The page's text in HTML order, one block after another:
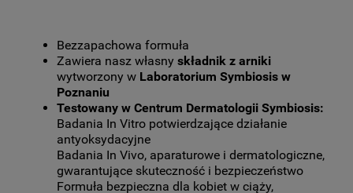
Bezzapachowa formuła
Zawiera nasz własny składnik z arniki
wytworzony w Laboratorium Symbiosis w
Poznaniu
Testowany w Centrum Dermatologii Symbiosis:
Badania In Vitro potwierdzające działanie
antyoksydacyjne
Badania In Vivo, aparaturowe i dermatologiczne,
gwarantujące skuteczność i bezpieczeństwo
Formuła bezpieczna dla kobiet w ciąży,